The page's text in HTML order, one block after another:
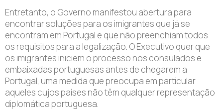
Entretanto, o Governo manifestou abertura para
encontrar soluções para os imigrantes que já se
encontram em Portugal e que não preenchiam todos
os requisitos para a legalização. O Executivo quer que
os imigrantes iniciem o processo nos consulados e
embaixadas portuguesas antes de chegarem a
Portugal, uma medida que preocupa em particular
aqueles cujos países não têm qualquer representação
diplomática portuguesa.